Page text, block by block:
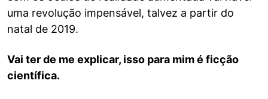
uma revolução impensável, talvez a partir do
natal de 2019.
Vai ter de me explicar, isso para mim é ficção
científica.